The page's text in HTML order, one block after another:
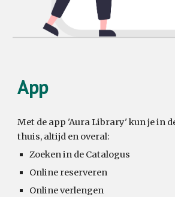
App
Met de app 'Aura Library' kun je in
thuis, altijd en overal:
Zoeken in de Catalogus
Online reserveren
Online verlengen